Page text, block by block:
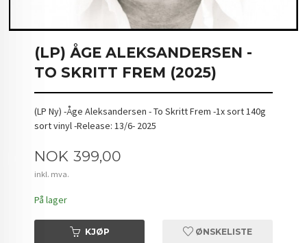
(LP) ÅGE ALEKSANDERSEN -
TO SKRITT FREM (2025)
(LP Ny) -Åge Aleksandersen - To Skritt Frem -1x sort 140g
sort vinyl -Release: 13/6- 2025
Pris
NOK 399,00
inkl. mva.
På lager
KJØP ØNSKELISTE